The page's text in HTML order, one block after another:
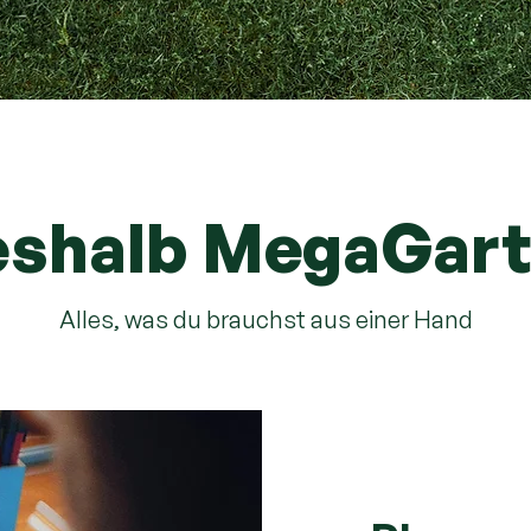
Alles, was du brauchst aus einer Hand